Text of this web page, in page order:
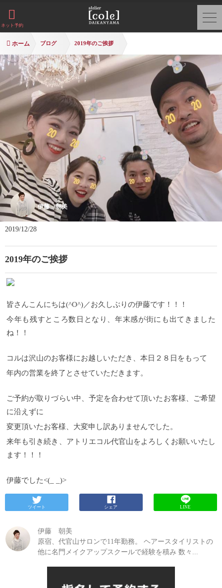
ネット予約
ホーム ブログ 2019年のご挨拶
伊藤 朝美
2019/12/28
2019年のご挨拶
皆さんこんにちは(^O^)／お久しぶりの伊藤です！！！
今年も残すところ数日となり、年末感が街にも出てきました
ね！！
コルは沢山のお客様にお越しいただき、本日２８日をもって
年内の営業を終了とさせていただきます。
ご予約が取りづらい中、予定を合わせて頂いたお客様、ご希望
に沿えずに
変更頂いたお客様、大変申し訳ありませんでした。
来年も引き続き、アトリエコル代官山をよろしくお願いいたし
ます！！！
伊藤でした<(_ _)>
ツイート シェア LINE
伊藤 朝美
原宿、代官山サロンで11年勤務。 ヘアースタイリストの
他に名門メイクアップスクールで経験を積み 数々...